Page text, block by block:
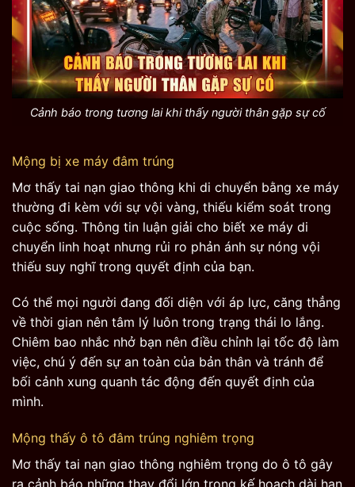
Cảnh báo trong tương lai khi thấy người thân gặp sự cố
Mộng bị xe máy đâm trúng
Mơ thấy tai nạn giao thông khi di chuyển bằng xe máy
thường đi kèm với sự vội vàng, thiếu kiểm soát trong
cuộc sống. Thông tin luận giải cho biết xe máy di
chuyển linh hoạt nhưng rủi ro phản ánh sự nóng vội
thiếu suy nghĩ trong quyết định của bạn.
Có thể mọi người đang đối diện với áp lực, căng thẳng
về thời gian nên tâm lý luôn trong trạng thái lo lắng.
Chiêm bao nhắc nhở bạn nên điều chỉnh lại tốc độ làm
việc, chú ý đến sự an toàn của bản thân và tránh để
bối cảnh xung quanh tác động đến quyết định của
mình.
Mộng thấy ô tô đâm trúng nghiêm trọng
Mơ thấy tai nạn giao thông nghiêm trọng do ô tô gây